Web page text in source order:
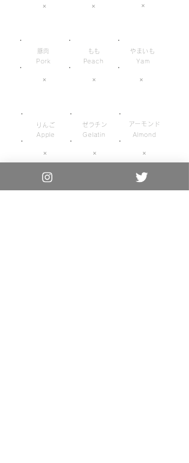
× × ×
豚肉
Pork
×
もも
Peach
×
Yam
やまいも
×
Apple
りんご
×
Gelatin
ゼラチン
×
Almond
アーモンド
×